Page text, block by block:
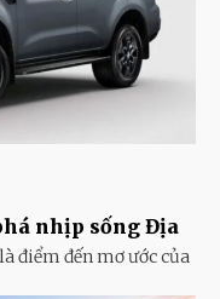
nhịp sống Địa
điểm đến mơ ước của